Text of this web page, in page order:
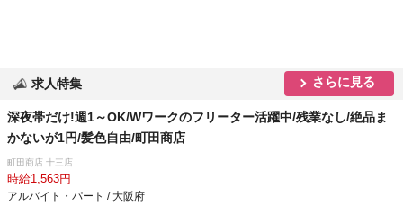
求人特集 さらに見る
深夜帯だけ!週1～OK/Wワークのフリーター活躍中/残業なし/絶品ま
かないが1円/髪色自由/町田商店
町田商店 十三店
時給1,563円
アルバイト・パート / 大阪府